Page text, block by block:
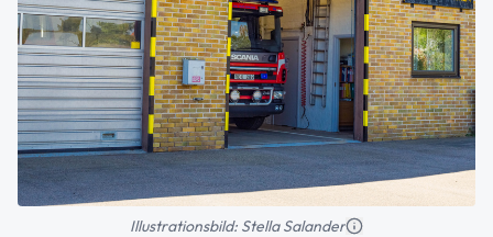
Illustrationsbild: Stella Salander